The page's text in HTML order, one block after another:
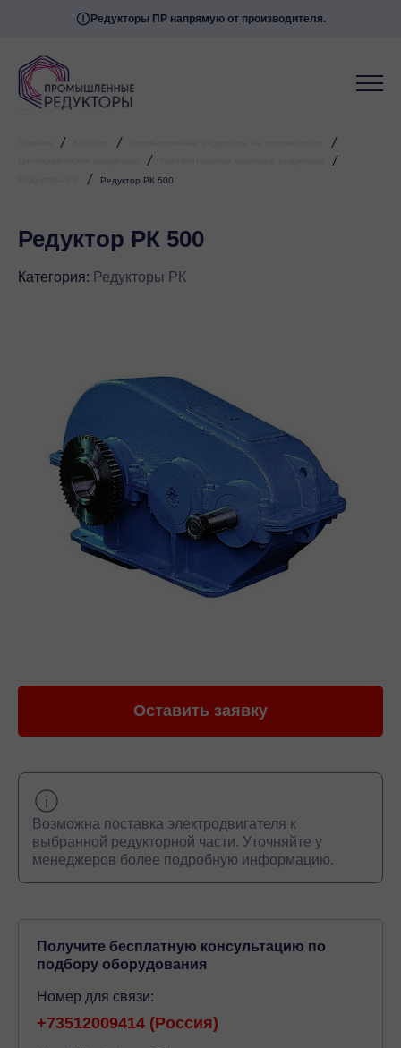
Редукторы ПР напрямую от производителя.
/ / /
/ /
/ Редуктор РК 500
Редуктор РК 500
Категория: Редукторы РК
Оставить заявку
Возможна поставка электродвигателя к
выбранной редукторной части. Уточняйте у
менеджеров более подробную информацию.
Получите бесплатную консультацию по
подбору оборудования
Номер для связи:
+73512009414 (Россия)